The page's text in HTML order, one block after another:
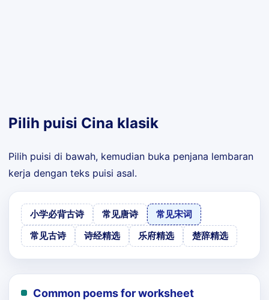
Pilih puisi Cina klasik
Pilih puisi di bawah, kemudian buka penjana lembaran
kerja dengan teks puisi asal.
小学必背古诗 常见唐诗
常见宋词
常见古诗
诗经精选 乐府精选 楚辞精选
Common poems for worksheet